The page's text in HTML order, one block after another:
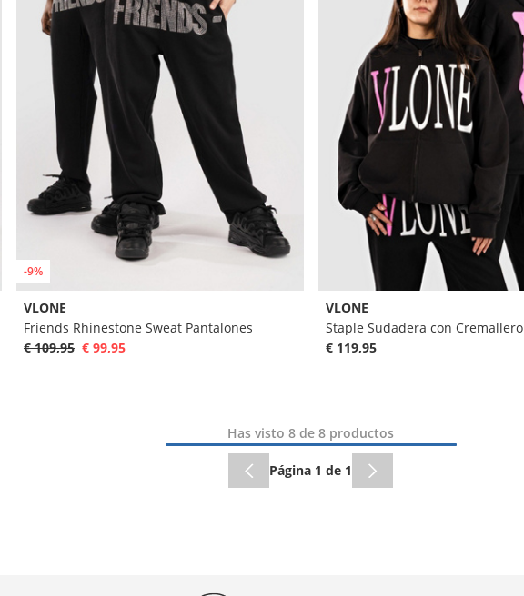
-9%
VLONE
Friends Rhinestone Sweat Pantalones
€ 109,95 € 99,95
VLONE
Staple Sudadera con Cremallero
€ 119,95
Has visto 8 de 8 productos
Página 1 de 1